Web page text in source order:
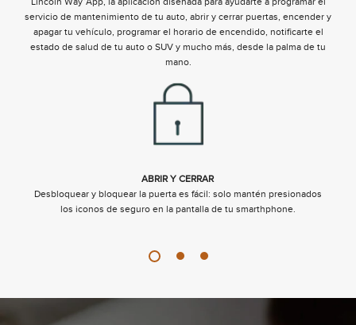
servicio de mantenimiento de tu auto, abrir y cerrar puertas, encender y
apagar tu vehículo, programar el horario de encendido, notificarte el
estado de salud de tu auto o SUV y mucho más, desde la palma de tu
mano.
ABRIR Y CERRAR
Desbloquear y bloquear la puerta es fácil: solo mantén presionados
los iconos de seguro en la pantalla de tu smarthphone.